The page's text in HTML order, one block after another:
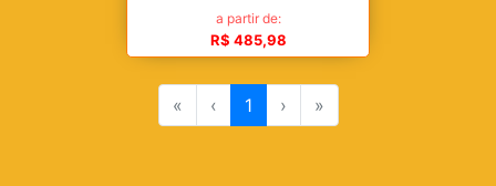
a partir de:
R$ 485,98
« ‹ 1 › »